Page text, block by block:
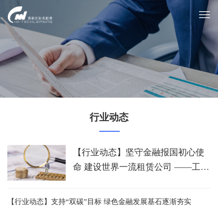
行业动态
【行业动态】坚守金融报国初心使
命 建设世界一流租赁公司 ——工银
【行业动态】支持“双碳”目标 绿色金融发展基石逐渐夯实